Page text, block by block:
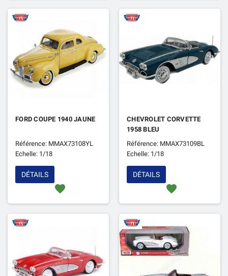
FORD COUPE 1940 JAUNE
Référence: MMAX73108YL
Echelle: 1/18
favorite
DÉTAILS
CHEVROLET CORVETTE
1958 BLEU
Référence: MMAX73109BL
Echelle: 1/18
favorite
DÉTAILS